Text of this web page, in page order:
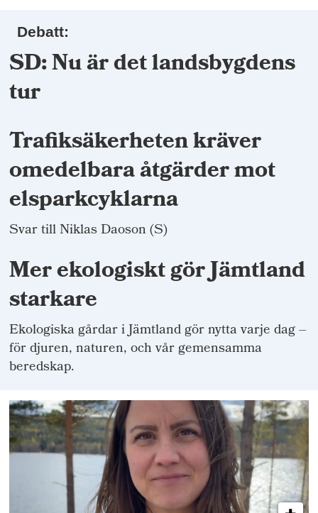
Debatt:
SD: Nu är det landsbygdens
tur
Trafiksäkerheten kräver
omedelbara åtgärder mot
elsparkcyklarna
Svar till Niklas Daoson (S)
Mer ekologiskt gör Jämtland
starkare
Ekologiska gårdar i Jämtland gör nytta varje dag –
för djuren, naturen, och vår gemensamma
beredskap.